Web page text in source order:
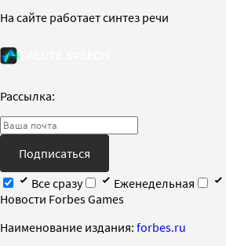
На сайте работает синтез речи
Рассылка:
Подписаться
Все сразу
Еженедельная
Новости Forbes Games
Наименование издания: forbes.ru